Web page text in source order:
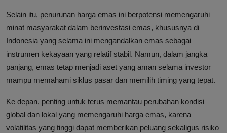
Selain itu, penurunan harga emas ini berpotensi memengaruhi
minat masyarakat dalam berinvestasi emas, khususnya di
Indonesia yang selama ini mengandalkan emas sebagai
instrumen kekayaan yang relatif stabil. Namun, dalam jangka
panjang, emas tetap menjadi aset yang aman selama investor
mampu memahami siklus pasar dan memilih timing yang tepat.
Ke depan, penting untuk terus memantau perubahan kondisi
global dan lokal yang memengaruhi harga emas, karena
volatilitas yang tinggi dapat memberikan peluang sekaligus risiko